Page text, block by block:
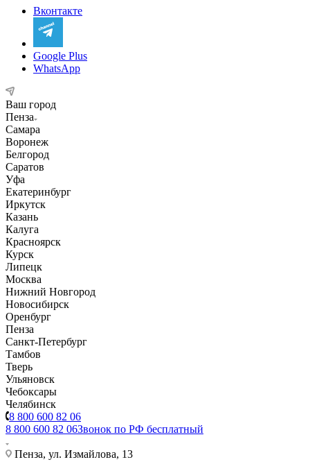
Вконтакте
Google Plus
WhatsApp
Ваш город
Пенза
Самара
Воронеж
Белгород
Саратов
Уфа
Екатеринбург
Иркутск
Казань
Калуга
Красноярск
Курск
Липецк
Москва
Нижний Новгород
Новосибирск
Оренбург
Пенза
Санкт-Петербург
Тамбов
Тверь
Ульяновск
Чебоксары
Челябинск
8 800 600 82 06
8 800 600 82 06Звонок по РФ бесплатный
Пенза, ул. Измайлова, 13